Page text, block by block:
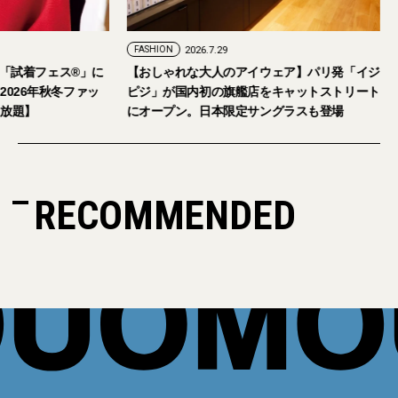
試着フェス®︎」に
年秋冬ファッ
題】
FASHION 2026.7.29
【おしゃれな大人のアイウェア】パリ発「イジ
ピジ」が国内初の旗艦店をキャットストリート
にオープン。日本限定サングラスも登場
RECOMMENDED